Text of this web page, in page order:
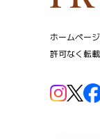
ホームペー
許可なく転